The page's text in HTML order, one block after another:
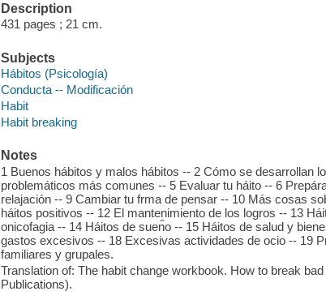
Description
431 pages ; 21 cm.
Subjects
Hábitos (Psicología)
Conducta -- Modificación
Habit
Habit breaking
Notes
1 Buenos hábitos y malos hábitos -- 2 Cómo se desarrollan
problemáticos más comunes -- 5 Evaluar tu háito -- 6
relajación -- 9 Cambiar tu frma de pensar -- 10 Más cosas
háitos positivos -- 12 El mantenimiento de los logros -- 13
onicofagia -- 14 Háitos de suen̋o -- 15 Háitos de salud y
gastos excesivos -- 18 Excesivas actividades de ocio -- 19
familiares y grupales.
Translation of: The habit change workbook. How to break
Publications).